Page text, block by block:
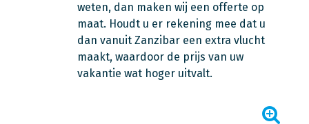
weten, dan maken wij een offerte op
maat. Houdt u er rekening mee dat u
dan vanuit Zanzibar een extra vlucht
maakt, waardoor de prijs van uw
vakantie wat hoger uitvalt.